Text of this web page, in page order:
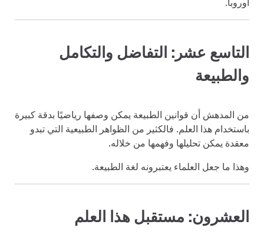
أوروبا.
التاسع عشر: التفاضل والتكامل
والطبيعة
من المدهش أن قوانين الطبيعة يمكن وصفها رياضيًا بدقة كبيرة
باستخدام هذا العلم. فالكثير من الظواهر الطبيعية التي تبدو
معقدة يمكن تحليلها وفهمها من خلاله.
وهذا ما جعل العلماء يعتبرونه لغة الطبيعة.
العشرون: مستقبل هذا العلم